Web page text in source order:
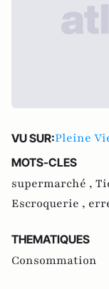
VU SUR:Pleine
MOTS-CLES
supermarché ,
Escroquerie ,
THEMATIQUES
Consommation